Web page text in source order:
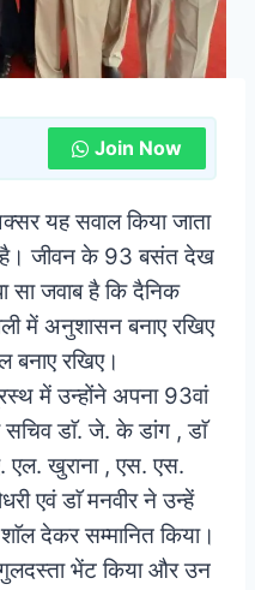
Join Now
यह सवाल किया जाता
है। जीवन के 93 बसंत देख
सा जवाब है कि दैनिक
में अनुशासन बनाए रखिए
रखिए।
में उन्होंने अपना 93वां
सचिव डाॅ. जे. के डांग , डाॅ
एल. खुराना , एस. एस.
एवं डाॅ मनवीर ने उन्हें
देकर सम्मानित किया।
भेंट किया और उन